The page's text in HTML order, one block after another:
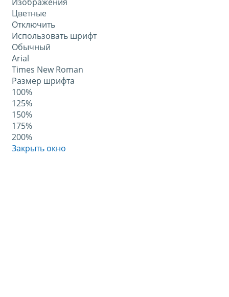
Изображения
Цветные
Отключить
Использовать шрифт
Обычный
Arial
Times New Roman
Размер шрифта
100%
125%
150%
175%
200%
Закрыть окно